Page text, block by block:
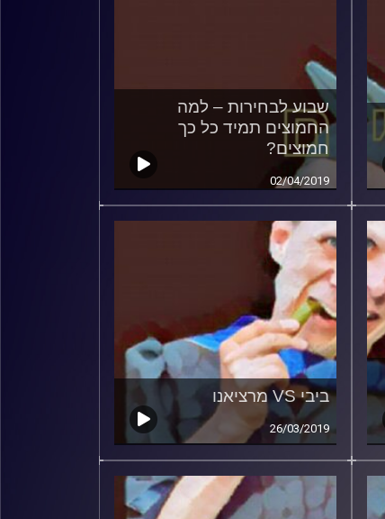
שבוע לבחירות – למה
החמוצים תמיד כל כך
חמוצים?
02/04/2019
ביבי VS מרציאנו
26/03/2019